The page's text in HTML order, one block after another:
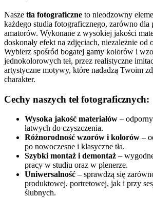
Nasze tła fotograficzne to nieodzowny
każdego studia fotograficznego, zarówno dla
amatorów. Wykonane z wysokiej jakości
doskonały efekt na zdjęciach, niezależnie od
Wybierz spośród bogatej gamy kolorów i
jednokolorowych teł, przez realistyczne
artystyczne motywy, które nadadzą Twoim
charakter.
Cechy naszych teł fotograficznych:
Wysoka jakość materiałów –
łatwych do czyszczenia.
Różnorodność wzorów i kolorów –
po nowoczesne i klasyczne tła.
Szybki montaż i demontaż –
pracy w studiu oraz w plenerze.
Uniwersalność – sprawdzą się
produktowej, portretowej, jak i przy
ślubnych.